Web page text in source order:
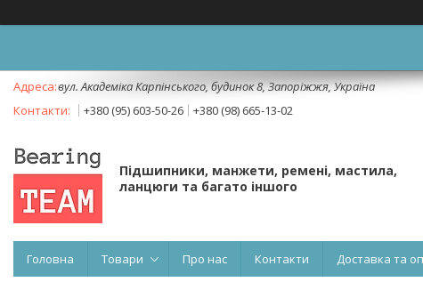
вул. Академіка Карпінського, будинок 8, Запоріжжя, Україна
+380 (95) 603-50-26
+380 (98) 665-13-02
Підшипники, манжети, ремені, мастила,
ланцюги та багато іншого
Головна Товари Про нас Контакти Доставка та